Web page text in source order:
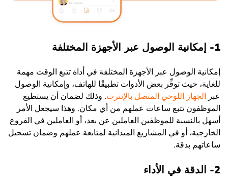
1- إمكانية الوصول عبر الأجهزة المختلفة
إمكانية الوصول عبر الأجهزة المختلفة في أداة تتبع الوقت مهمة
للغاية، حيث توفِّر بعض الأدوات تطبيقًا للهاتف، وإمكانية الوصول
عبر الجهاز اللوحي المتصل بالإنترت. وذلك لضمان أن يستطيع
الموظفون تتبع ساعات عملهم من أي مكان. وهذا سيجعل الأمر
أسهل بالنسبة للموظفين العاملين عن بعد، أو العاملين في الفروع
الخارجية، أو في المشاريع الميدانية لمتابعة عملهم وضمان تسجيل
ساعاتهم بدقة.
2- الدقة في الأداء